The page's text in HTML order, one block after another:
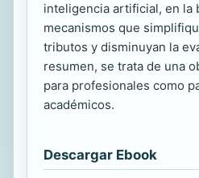
inteligencia artificial, en la
mecanismos que
tributos y disminuyan la
resumen, se trata de una
para profesionales como
académicos.
Descargar Ebook